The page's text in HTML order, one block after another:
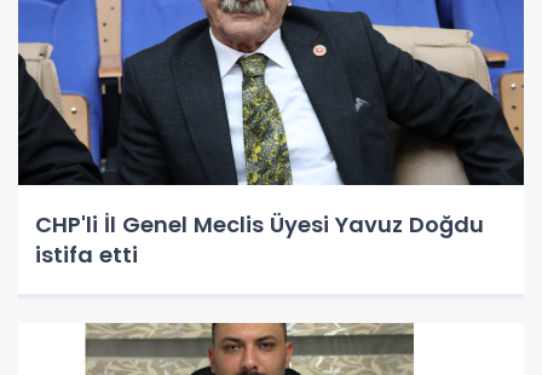
CHP'li İl Genel Meclis Üyesi Yavuz Doğdu
istifa etti